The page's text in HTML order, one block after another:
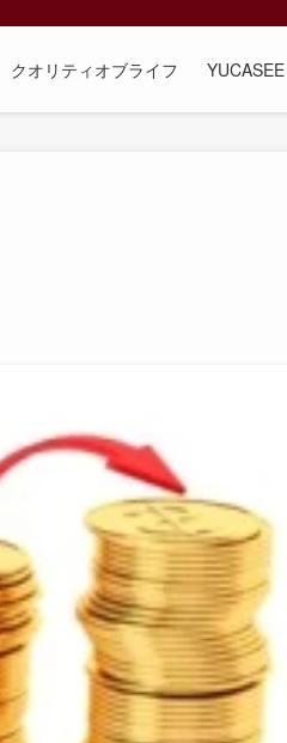
クオリティオブライフ